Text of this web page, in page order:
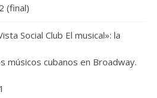
(final)
Social Club El musical»: la
músicos cubanos en Broadway.